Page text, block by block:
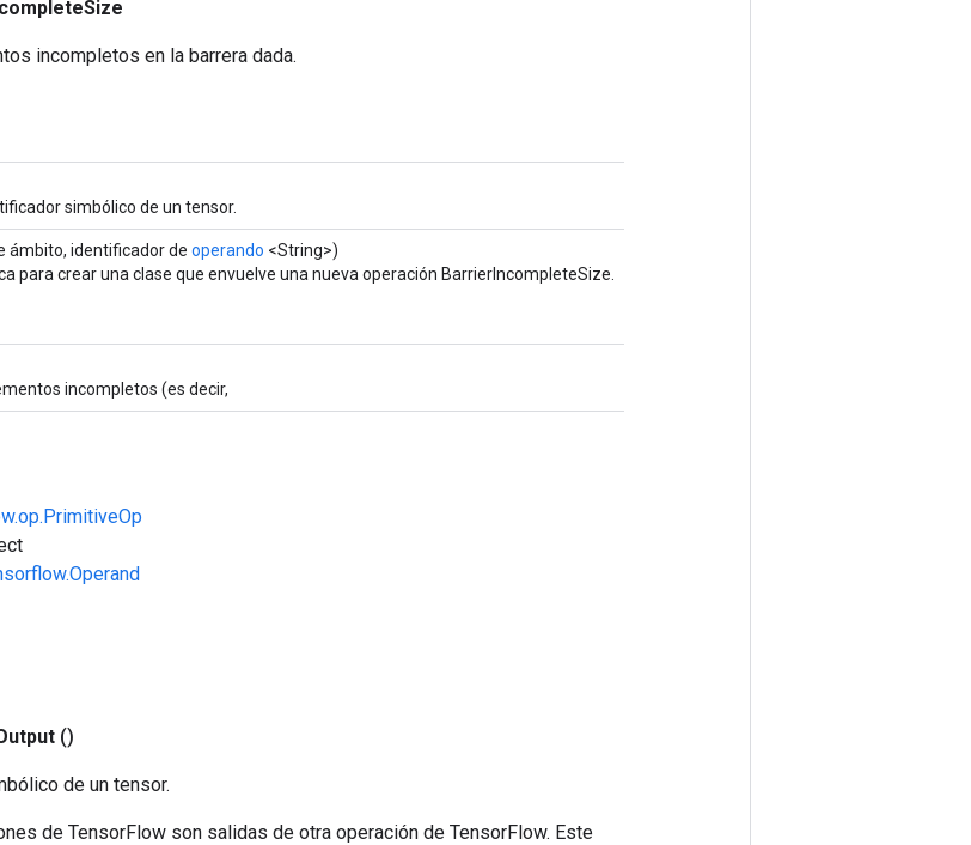
incompletos en la barrera dada.
simbólico de un tensor.
ámbito, identificador de operando <String>)
para crear una clase que envuelve una nueva operación BarrierIncompleteSize.
incompletos (es decir,
()
de un tensor.
de TensorFlow son salidas de otra operación de TensorFlow. Este